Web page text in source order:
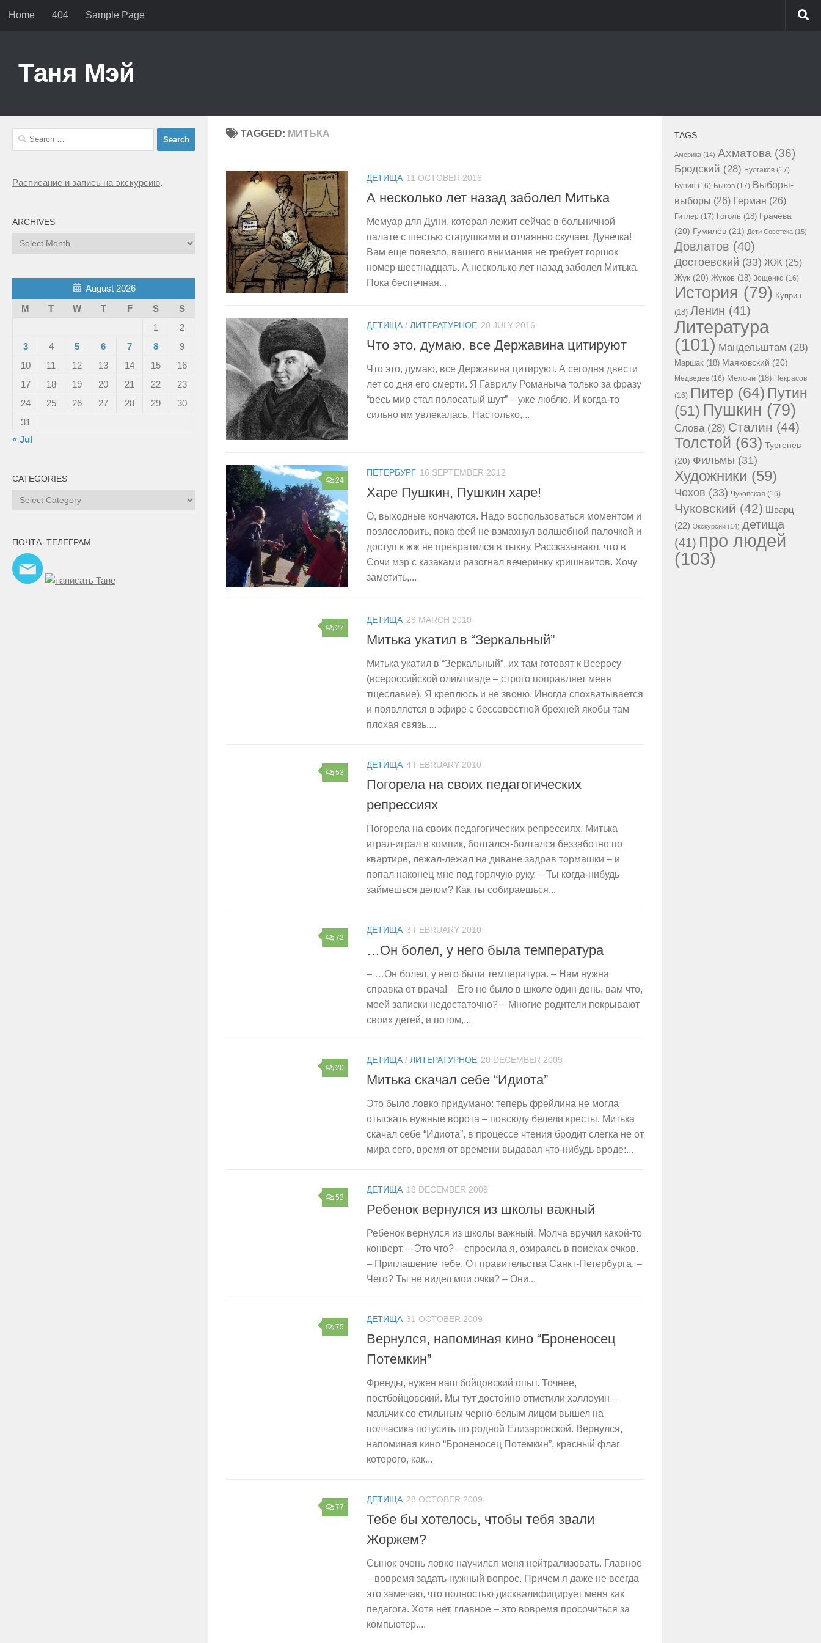
Skip to content
Home 404 Sample Page
Таня Мэй
TAGGED: МИТЬКА
ДЕТИЩА 11 OCTOBER 2016
А несколько лет назад заболел Митька
Мемуар для Дуни, которая лежит сейчас в больничной
палате с шестью старушками и отчаянно скучает. Дунечка!
Вам еще повезло, вашего внимания не требует горшок
номер шестнадцать. А несколько лет назад заболел Митька.
Пока беспечная...
ДЕТИЩА / ЛИТЕРАТУРНОЕ 20 JULY 2016
Что это, думаю, все Державина цитируют
Что это, думаю, все Державина цитируют. А сегодня двести
лет со дня его смерти. Я Гаврилу Романыча только за фразу
“весь мир стал полосатый шут” – уже люблю. И когда-то
сильно им увлекалась. Настолько,...
24
ПЕТЕРБУРГ 16 SEPTEMBER 2012
Харе Пушкин, Пушкин харе!
О, выходные кончаются. Надо воспользоваться моментом и
позлословить, пока фей не взмахнул волшебной палочкой и
доступ к жж не превратился в тыкву. Рассказывают, что в
Сочи мэр с казаками разогнал вечеринку кришнаитов. Хочу
заметить,...
27
ДЕТИЩА 28 MARCH 2010
Митька укатил в “Зеркальный”
Митька укатил в “Зеркальный”, их там готовят к Всеросу
(всероссийской олимпиаде – строго поправляет меня
тщеславие). Я креплюсь и не звоню. Иногда спохватывается
и появляется в эфире с бессовестной брехней якобы там
плохая связь....
53
ДЕТИЩА 4 FEBRUARY 2010
Погорела на своих педагогических
репрессиях
Погорела на своих педагогических репрессиях. Митька
играл-играл в компик, болтался-болтался беззаботно по
квартире, лежал-лежал на диване задрав тормашки – и
попал наконец мне под горячую руку. – Ты когда-нибудь
займешься делом? Как ты собираешься...
72
ДЕТИЩА 3 FEBRUARY 2010
…Он болел, у него была температура
– …Он болел, у него была температура. – Нам нужна
справка от врача! – Его не было в школе один день, вам что,
моей записки недостаточно? – Многие родители покрывают
своих детей, и потом,...
20
ДЕТИЩА / ЛИТЕРАТУРНОЕ 20 DECEMBER 2009
Митька скачал себе “Идиота”
Это было ловко придумано: теперь фрейлина не могла
отыскать нужные ворота – повсюду белели кресты. Митька
скачал себе “Идиота”, в процессе чтения бродит слегка не от
мира сего, время от времени выдавая что-нибудь вроде:...
53
ДЕТИЩА 18 DECEMBER 2009
Ребенок вернулся из школы важный
Ребенок вернулся из школы важный. Молча вручил какой-то
конверт. – Это что? – спросила я, озираясь в поисках очков.
– Приглашение тебе. От правительства Санкт-Петербурга. –
Чего? Ты не видел мои очки? – Они...
75
ДЕТИЩА 31 OCTOBER 2009
Вернулся, напоминая кино “Броненосец
Потемкин”
Френды, нужен ваш бойцовский опыт. Точнее,
постбойцовский. Мы тут достойно отметили хэллоуин –
мальчик со стильным черно-белым лицом вышел на
полчасика потусить по родной Елизаровской. Вернулся,
напоминая кино “Броненосец Потемкин”, красный флаг
которого, как...
77
ДЕТИЩА 28 OCTOBER 2009
Тебе бы хотелось, чтобы тебя звали
Жоржем?
Сынок очень ловко научился меня нейтрализовать. Главное
– вовремя задать нужный вопрос. Причем я даже не всегда
это замечаю, что полностью дисквалифицирует меня как
педагога. Хотя нет, главное – это вовремя просочиться за
компьютер....
Search
for:
Расписание и запись на экскурсию.
ARCHIVES
Archives
August 2026
M
T W T F S
S
1
2
3
4 5 6 7 8
9
10
11 12 13 14 15
16
17
18 19 20 21 22
23
24
25 26 27 28 29
30
31
« Jul
CATEGORIES
Categories
ПОЧТА. ТЕЛЕГРАМ
TAGS
Америка (14) Ахматова (36)
Бродский (28) Булгаков (17)
Бунин (16) Быков (17) Выборы-
выборы (26) Герман (26)
Гитлер (17) Гоголь (18) Грачёва
(20) Гумилёв (21) Дети Советска (15)
Довлатов (40)
Достоевский (33) ЖЖ (25)
Жук (20) Жуков (18) Зощенко (16)
История (79) Куприн
(18) Ленин (41)
Литература
(101) Мандельштам (28)
Маршак (18) Маяковский (20)
Медведев (16) Мелочи (18) Некрасов
(16) Питер (64) Путин
(51) Пушкин (79)
Слова(28) Сталин (44)
Толстой (63) Тургенев
(20) Фильмы (31)
Художники (59)
Чехов (33) Чуковская (16)
Чуковский (42)
Шварц
(22) Экскурсии (14) детища
(41) про людей
(103)